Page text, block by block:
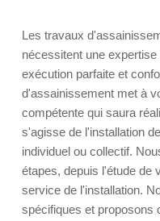
Les travaux
nécessitent une
exécution parfaite et
d'assainissement met à
compétente qui saura
s'agisse de l'installation
individuel ou collectif.
étapes, depuis l'étude de
service de l'installation.
spécifiques et proposons